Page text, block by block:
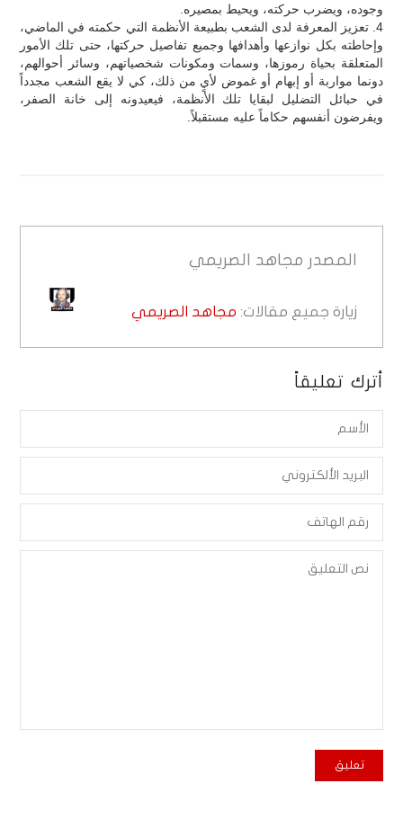
وجوده، ويضرب حركته، ويحيط بمصيره.
4. تعزيز المعرفة لدى الشعب بطبيعة الأنظمة التي حكمته في الماضي،
وإحاطته بكل نوازعها وأهدافها وجميع تفاصيل حركتها، حتى تلك الأمور
المتعلقة بحياة رموزها، وسمات ومكونات شخصياتهم، وسائر أحوالهم،
دونما مواربة أو إبهام أو غموض لأيٍ من ذلك، كي لا يقع الشعب مجدداً
في حبائل التضليل لبقايا تلك الأنظمة، فيعيدونه إلى خانة الصفر،
ويفرضون أنفسهم حكاماً عليه مستقبلاً.
المصدر مجاهد الصريمي
زيارة جميع مقالات: مجاهد الصريمي
أترك تعليقاً